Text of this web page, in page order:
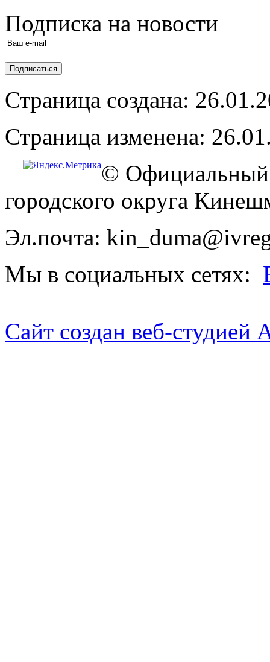
Подписка на новости
Страница создана:
Страница изменена:
© Официальный
городского округа
Эл.почта:
Мы в социальных сетях:
Сайт создан веб-студией